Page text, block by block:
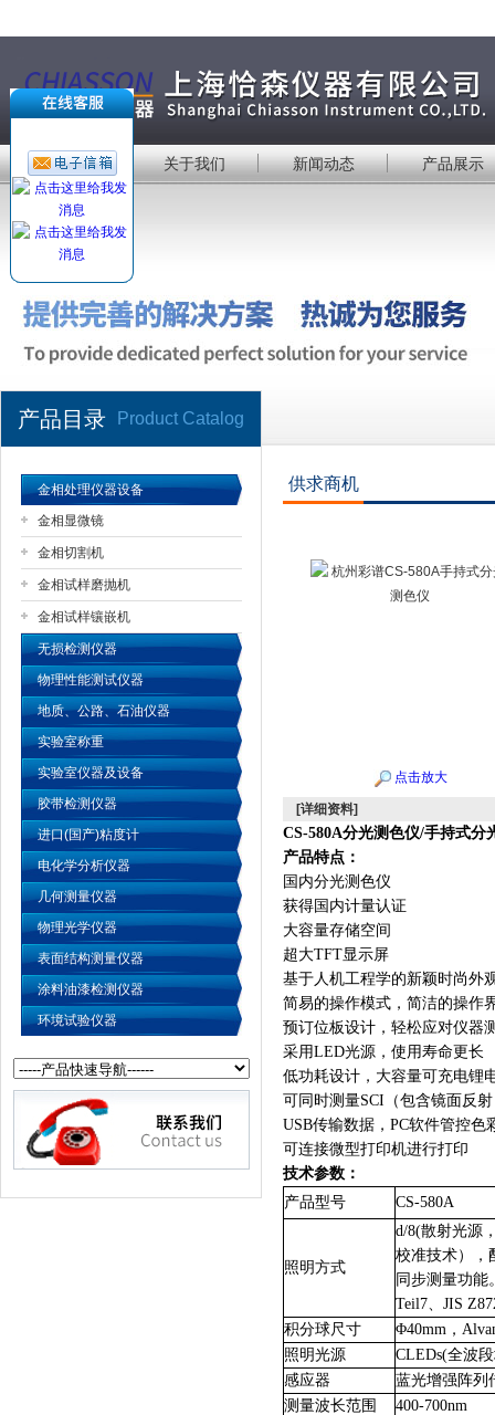
公司名称
首 页 关于我们 新闻动态 产品展示
产品目录 Product Catalog
金相处理仪器设备
金相显微镜
金相切割机
金相试样磨抛机
金相试样镶嵌机
无损检测仪器
物理性能测试仪器
地质、公路、石油仪器
实验室称重
实验室仪器及设备
胶带检测仪器
进口(国产)粘度计
电化学分析仪器
几何测量仪器
物理光学仪器
表面结构测量仪器
涂料油漆检测仪器
环境试验仪器
供求商机
点击放大
[详细资料]
CS-580A分光测色仪/手持式分
产品特点：
国内分光测色仪
获得国内计量认证
大容量存储空间
超大TFT显示屏
基于人机工程学的新颖时尚外
简易的操作模式，简洁的操作
预订位板设计，轻松应对仪器
采用LED光源，使用寿命更长
低功耗设计，大容量可充电锂
可同时测量SCI（包含镜面反
USB传输数据，PC软件管控色
可连接微型打印机进行打印
技术参数：
产品型号
CS-580A
照明方式
d/8(散射光源
校准技术），
同步测量功能
Teil7、JIS
积分球尺寸
Φ40mm，
照明光源
CLEDs(全波
感应器
蓝光增强阵列
测量波长范围
400-700nm